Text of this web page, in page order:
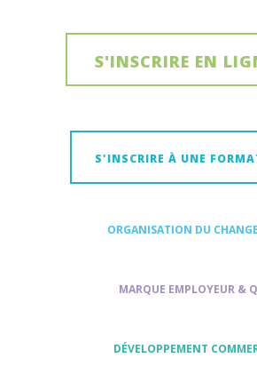
S'INSCRIRE EN
S'INSCRIRE À UNE
ORGANISATION DU
MARQUE EMPLOYEUR &
DÉVELOPPEMENT